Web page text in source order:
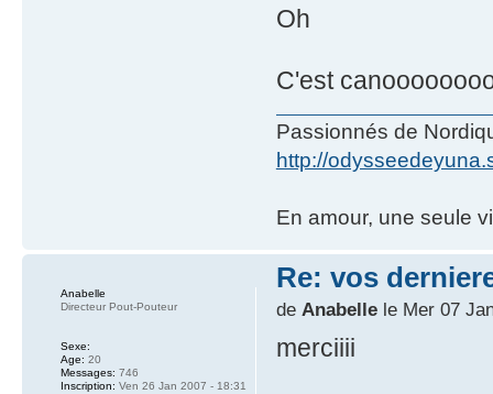
Oh
C'est
Passionnés de
http://
En amour, une seule
Re: vos
de Anabellele Mer 07
merciiii
Anabelle
Directeur Pout-Pouteur
Sexe:
Age: 20
Messages: 746
Inscription: Ven 26 Jan 2007 - 18:31